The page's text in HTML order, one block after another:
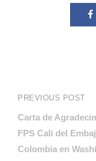
PREVIOUS POST
Carta de
FPS Cali del
Colombia en